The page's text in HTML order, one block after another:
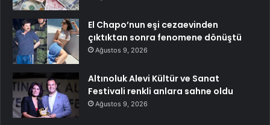
El Chapo’nun eşi cezaevinden
çıktıktan sonra fenomene dönüştü
Ağustos 9, 2026
Altınoluk Alevi Kültür ve Sanat
Festivali renkli anlara sahne oldu
Ağustos 9, 2026